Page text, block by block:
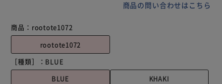
商品の問い合わせはこちら
商品： rootote1072
rootote1072
［種類］： BLUE
BLUE
KHAKI